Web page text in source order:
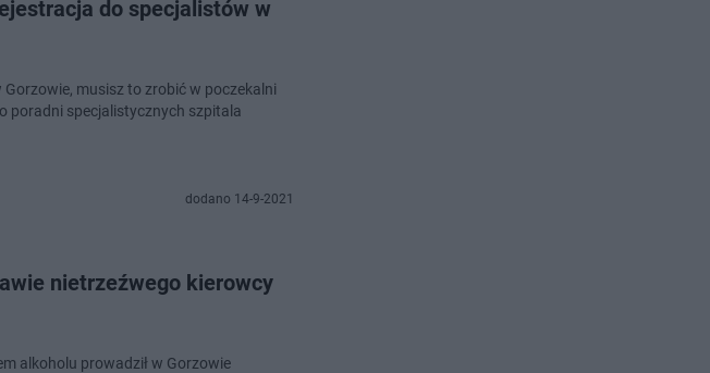
do specjalistów w
musisz to zrobić w poczekalni
poradni specjalistycznych szpitala
dodano 14-9-2021
nietrzeźwego kierowcy
alkoholu prowadził w Gorzowie